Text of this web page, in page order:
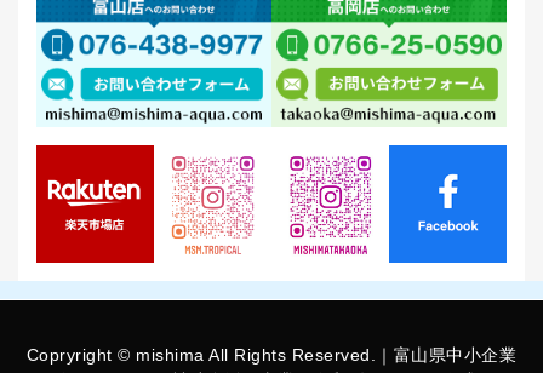
Copryright © mishima All Rights Reserved.｜富山県中小企業